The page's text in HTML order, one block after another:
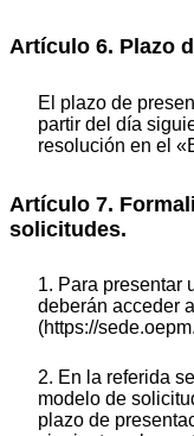
Artículo 6. Plazo
El plazo de
partir del día
resolución en el
Artículo 7.
solicitudes.
1. Para presentar
deberán acceder
(https://
2. En la referida
modelo de
plazo de